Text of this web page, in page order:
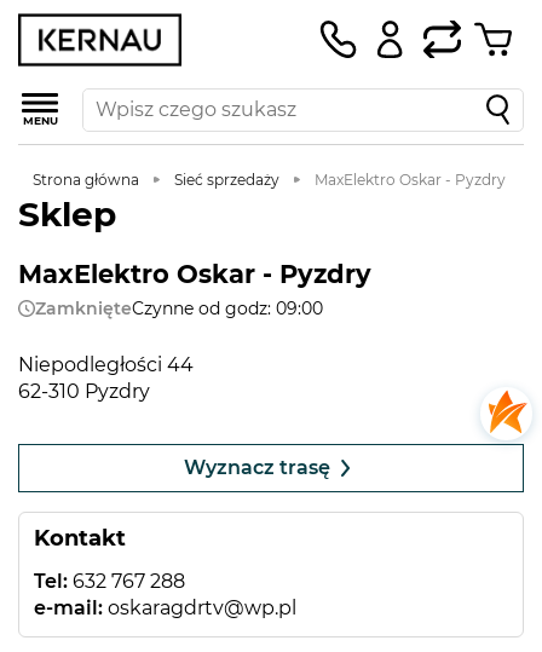
MENU
Strona główna Sieć sprzedaży MaxElektro Oskar - Pyzdry
Sklep
MaxElektro Oskar - Pyzdry
ZamknięteCzynne od godz: 09:00
Niepodległości 44
62-310 Pyzdry
Kontakt
Tel: 632 767 288
e-mail: oskaragdrtv@wp.pl
−
contributors
Wyznacz trasę